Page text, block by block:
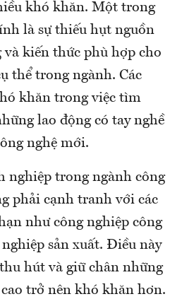
khó khăn. Một trong
là sự thiếu hụt nguồn
và kiến thức phù hợp cho
thể trong ngành. Các
khăn trong việc tìm
lao động có tay nghề
nghệ mới.
nghiệp trong ngành công
phải cạnh tranh với các
như công nghiệp công
sản xuất. Điều này
hút và giữ chân những
trở nên khó khăn hơn.